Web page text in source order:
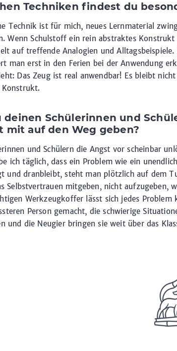
Techniken findest du
Technik ist für mich, neues Lernmaterial
Wenn Schulstoff ein rein abstraktes
auf treffende Analogien und
man erst in den Ferien bei der Anwendung
Das Zeug ist real anwendbar! Es bleibt
Konstrukt.
deinen Schülerinnen und
mit auf den Weg geben?
und Schülern die Angst vor scheinbar
ich täglich, dass ein Problem wie ein
und dranbleibt, steht man plötzlich auf dem
Selbstvertrauen mitgeben, nicht aufzugeben,
Werkzeugkoffer lässt sich jedes Problem
Person gemacht, die schwierige
und die Neugier bringen sie weit über das